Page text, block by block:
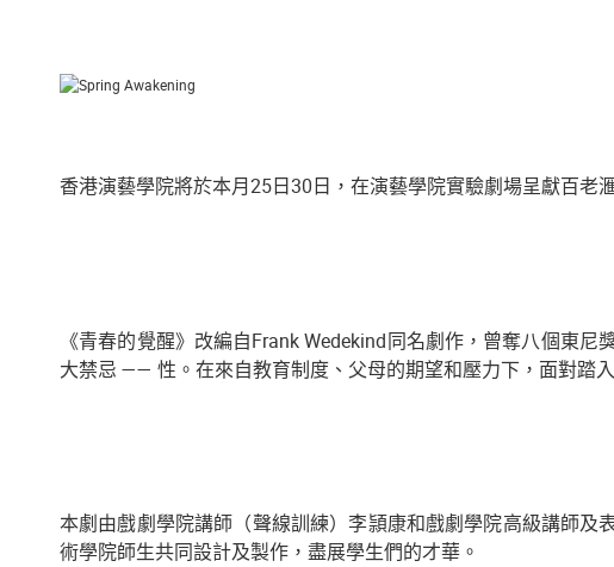
香港演藝學院將於本月25日30日，在演藝學院實驗劇場呈獻百老
《青春的覺醒》改編自Frank Wedekind同名劇作，曾奪八個東
大禁忌 —— 性。在來自教育制度、父母的期望和壓力下，面對踏
本劇由戲劇學院講師（聲線訓練）李頴康和戲劇學院高級講師
術學院師生共同設計及製作，盡展學生們的才華。